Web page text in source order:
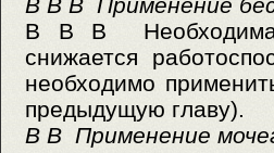
В В В Применение
В В В Необходима
снижается
необходимо
предыдущую главу).
В В Применение